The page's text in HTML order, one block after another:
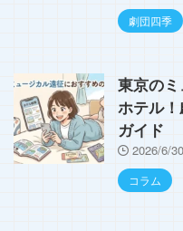
劇団四季
東京の
ホテル
ガイド
2026/6/30
コラム